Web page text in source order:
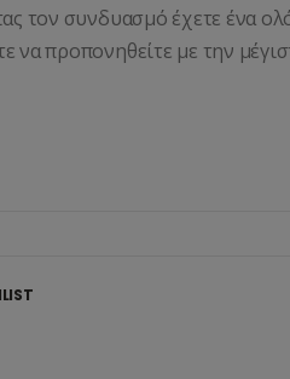
τον συνδυασμό έχετε ένα
προπονηθείτε με την